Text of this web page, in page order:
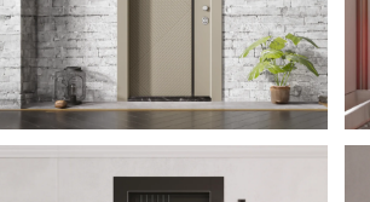
ZARIFA 2023
ÇELIK KAPI